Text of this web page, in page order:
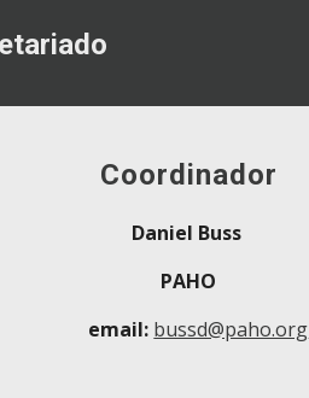
Coordinador
Daniel Buss
PAHO
email: bussd@paho.org